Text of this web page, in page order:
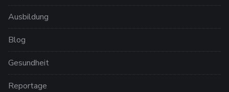
Ausbildung
Blog
Gesundheit
Reportage